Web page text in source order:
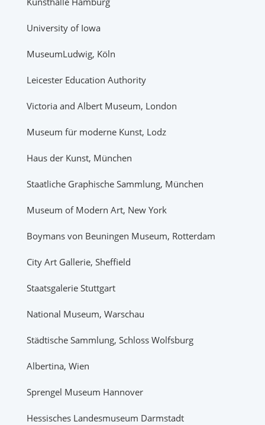
University of Iowa
MuseumLudwig, Köln
Leicester Education Authority
Victoria and Albert Museum, London
Museum für moderne Kunst, Lodz
Haus der Kunst, München
Staatliche Graphische Sammlung, München
Museum of Modern Art, New York
Boymans von Beuningen Museum, Rotterdam
City Art Gallerie, Sheffield
Staatsgalerie Stuttgart
National Museum, Warschau
Städtische Sammlung, Schloss Wolfsburg
Albertina, Wien
Sprengel Museum Hannover
Hessisches Landesmuseum Darmstadt